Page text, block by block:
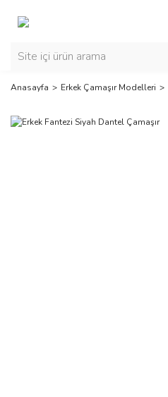
Anasayfa Erkek Çamaşır Modelleri